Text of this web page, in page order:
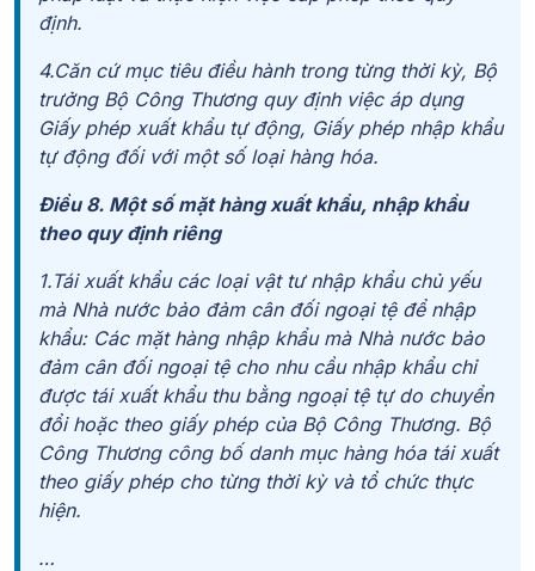
định.
4.Căn cứ mục tiêu điều hành trong từng thời kỳ, Bộ
trưởng Bộ Công Thương quy định việc áp dụng
Giấy phép xuất khẩu tự động, Giấy phép nhập khẩu
tự động đối với một số loại hàng hóa.
Điều 8. Một số mặt hàng xuất khẩu, nhập khẩu
theo quy định riêng
1.Tái xuất khẩu các loại vật tư nhập khẩu chủ yếu
mà Nhà nước bảo đảm cân đối ngoại tệ để nhập
khẩu: Các mặt hàng nhập khẩu mà Nhà nước bảo
đảm cân đối ngoại tệ cho nhu cầu nhập khẩu chỉ
được tái xuất khẩu thu bằng ngoại tệ tự do chuyển
đổi hoặc theo giấy phép của Bộ Công Thương. Bộ
Công Thương công bố danh mục hàng hóa tái xuất
theo giấy phép cho từng thời kỳ và tổ chức thực
hiện.
…